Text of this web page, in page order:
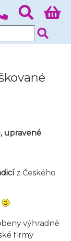
upravené
z Českého
výhradně
firmy